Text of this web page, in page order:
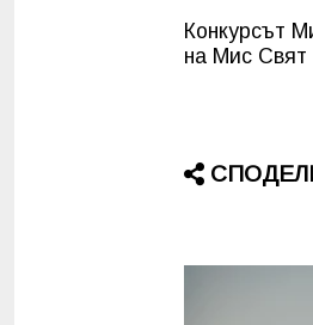
Конкурсът
на Мис Свят